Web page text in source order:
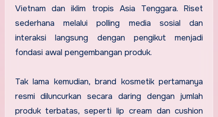
Vietnam dan iklim tropis Asia Tenggara. Riset
sederhana melalui polling media sosial dan
interaksi langsung dengan pengikut menjadi
fondasi awal pengembangan produk.
Tak lama kemudian, brand kosmetik pertamanya
resmi diluncurkan secara daring dengan jumlah
produk terbatas, seperti lip cream dan cushion